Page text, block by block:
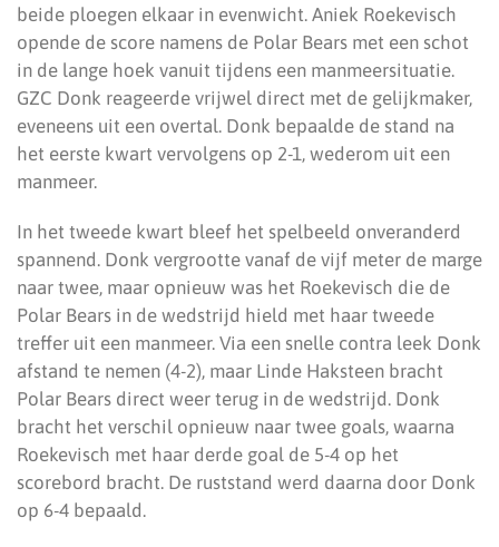
beide ploegen elkaar in evenwicht. Aniek Roekevisch
opende de score namens de Polar Bears met een schot
in de lange hoek vanuit tijdens een manmeersituatie.
GZC Donk reageerde vrijwel direct met de gelijkmaker,
eveneens uit een overtal. Donk bepaalde de stand na
het eerste kwart vervolgens op 2-1, wederom uit een
manmeer.
In het tweede kwart bleef het spelbeeld onveranderd
spannend. Donk vergrootte vanaf de vijf meter de marge
naar twee, maar opnieuw was het Roekevisch die de
Polar Bears in de wedstrijd hield met haar tweede
treffer uit een manmeer. Via een snelle contra leek Donk
afstand te nemen (4-2), maar Linde Haksteen bracht
Polar Bears direct weer terug in de wedstrijd. Donk
bracht het verschil opnieuw naar twee goals, waarna
Roekevisch met haar derde goal de 5-4 op het
scorebord bracht. De ruststand werd daarna door Donk
op 6-4 bepaald.